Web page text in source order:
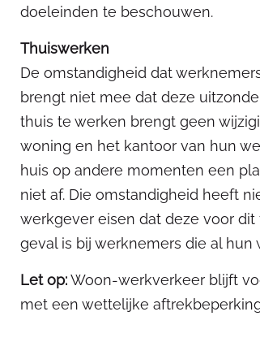
doeleinden te beschouwen.
Thuiswerken
De omstandigheid dat
brengt niet mee dat deze
thuis te werken brengt geen
woning en het kantoor van hun
huis op andere momenten een
niet af. Die omstandigheid heeft
werkgever eisen dat deze voor
geval is bij werknemers die al
Let op:Woon-werkverkeer blijft
met een wettelijke